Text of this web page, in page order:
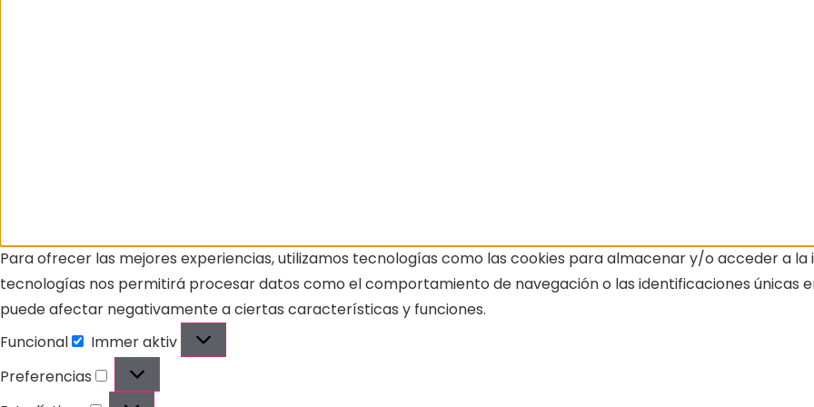
Para ofrecer las mejores experiencias, utilizamos tecnologías como las cookies para almacenar y/o acceder a
tecnologías nos permitirá procesar datos como el comportamiento de navegación o las identificaciones únicas
puede afectar negativamente a ciertas características y funciones.
Funcional
Immer aktiv
Preferencias